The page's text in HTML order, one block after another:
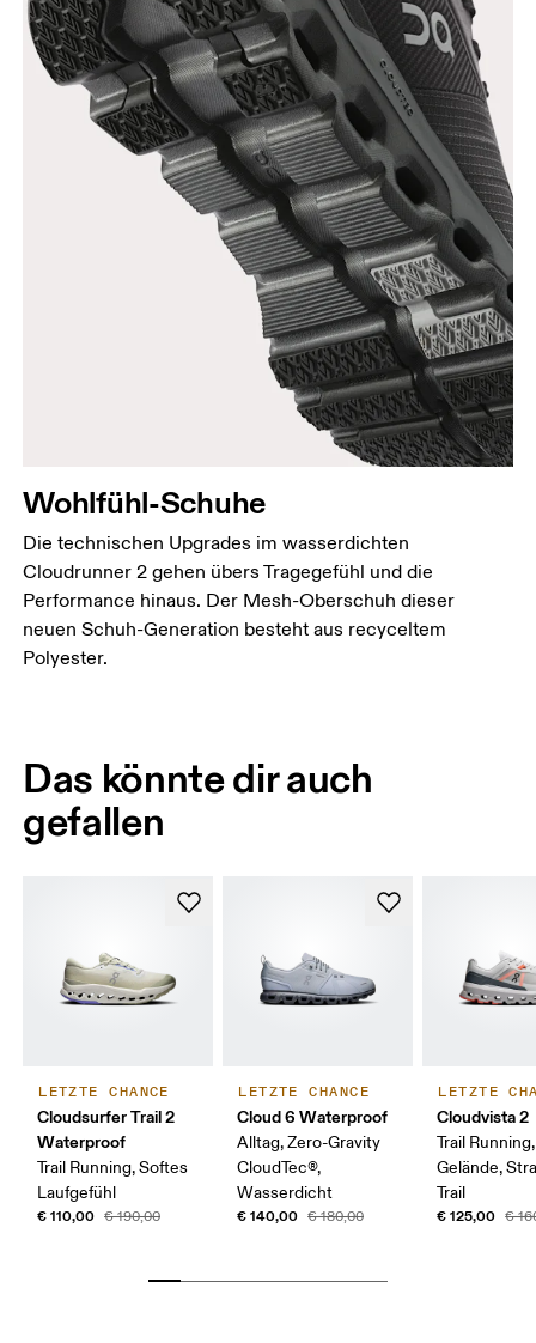
Wohlfühl-Schuhe
Die technischen Upgrades im wasserdichten
Cloudrunner 2 gehen übers Tragegefühl und die
Performance hinaus. Der Mesh-Oberschuh dieser
neuen Schuh-Generation besteht aus recyceltem
Polyester.
Das könnte dir auch
gefallen
LETZTE CHANCE
Cloudsurfer Trail 2
Waterproof
Trail Running, Softes
Laufgefühl
€ 110,00 € 190,00
LETZTE CHANCE
Cloud 6 Waterproof
Alltag, Zero-Gravity
CloudTec®,
Wasserdicht
€ 140,00 € 180,00
LETZTE
Cloudvista 2
Trail
Gelände,
Trail
€ 125,00 €